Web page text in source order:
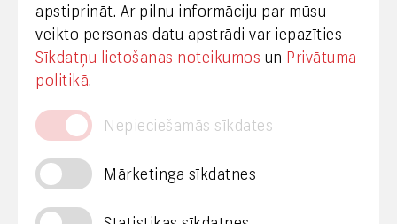
apstiprināt. Ar pilnu informāciju par mūsu
veikto personas datu apstrādi var iepazīties
Sīkdatņu lietošanas noteikumos un Privātuma
politikā.
Nepieciešamās sīkdates
Mārketinga sīkdatnes
vineta.sprugaine@lvrtc.lv
© VAS Latvijas Valsts radio un televīzijas centrs,